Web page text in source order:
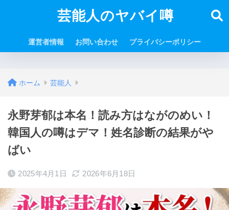
芸能人のヤバイ噂
運営者情報 お問い合わせ プライバシーポリシー
ホーム 芸能人
永野芽郁は本名！読み方はながのめい！
韓国人の噂はデマ！姓名診断の結果がや
ばい
2025年4月1日 2026年6月18日